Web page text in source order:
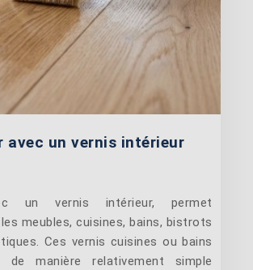
avec un vernis intérieur
un vernis intérieur, permet
meubles, cuisines, bains, bistrots
Ces vernis cuisines ou bains
de manière relativement simple